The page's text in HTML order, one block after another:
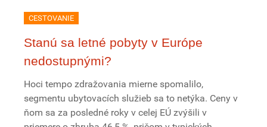
CESTOVANIE
Stanú sa letné pobyty v Európe
nedostupnými?
Hoci tempo zdražovania mierne spomalilo,
segmentu ubytovacích služieb sa to netýka. Ceny v
ňom sa za posledné roky v celej EÚ zvýšili v